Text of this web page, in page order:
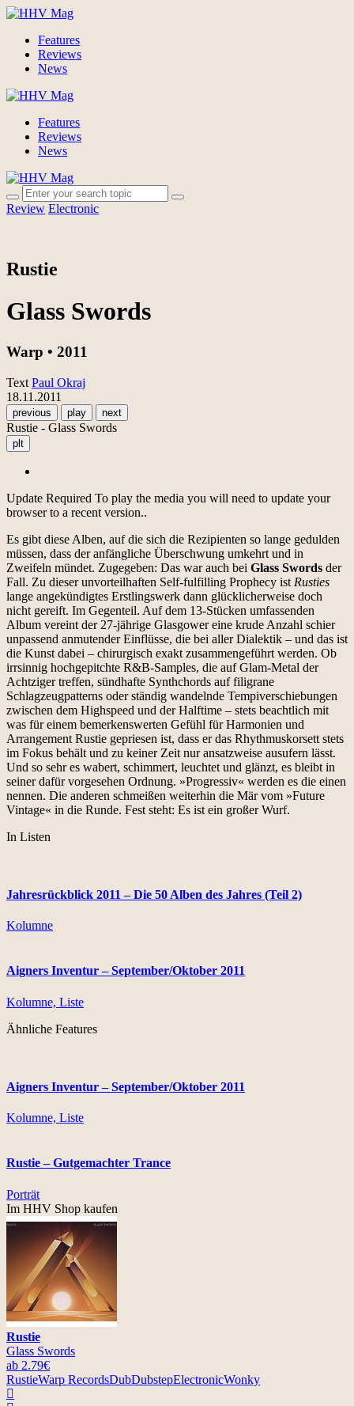
Features
Reviews
News
Features
Reviews
News
Review Electronic
Rustie
Glass Swords
Warp • 2011
Text Paul Okraj
18.11.2011
previous play next
Rustie - Glass Swords
plt
Update Required To play the media you will need to update your
browser to a recent version..
Es gibt diese Alben, auf die sich die Rezipienten so lange gedulden
müssen, dass der anfängliche Überschwung umkehrt und in
Zweifeln mündet. Zugegeben: Das war auch bei Glass Swords der
Fall. Zu dieser unvorteilhaften Self-fulfilling Prophecy ist Rusties
lange angekündigtes Erstlingswerk dann glücklicherweise doch
nicht gereift. Im Gegenteil. Auf dem 13-Stücken umfassenden
Album vereint der 27-jährige Glasgower eine krude Anzahl schier
unpassend anmutender Einflüsse, die bei aller Dialektik – und das ist
die Kunst dabei – chirurgisch exakt zusammengeführt werden. Ob
irrsinnig hochgepitchte R&B-Samples, die auf Glam-Metal der
Achtziger treffen, sündhafte Synthchords auf filigrane
Schlagzeugpatterns oder ständig wandelnde Tempiverschiebungen
zwischen dem Highspeed und der Halftime – stets beachtlich mit
was für einem bemerkenswerten Gefühl für Harmonien und
Arrangement Rustie gepriesen ist, dass er das Rhythmuskorsett stets
im Fokus behält und zu keiner Zeit nur ansatzweise ausufern lässt.
Und so sehr es wabert, schimmert, leuchtet und glänzt, es bleibt in
seiner dafür vorgesehen Ordnung. »Progressiv« werden es die einen
nennen. Die anderen schmeißen weiterhin die Mär vom »Future
Vintage« in die Runde. Fest steht: Es ist ein großer Wurf.
In Listen
Jahresrückblick 2011 – Die 50 Alben des Jahres (Teil 2)
Kolumne
Aigners Inventur – September/Oktober 2011
Kolumne, Liste
Ähnliche Features
Aigners Inventur – September/Oktober 2011
Kolumne, Liste
Rustie – Gutgemachter Trance
Porträt
Im HHV Shop kaufen
Rustie
Glass Swords
ab 2.79€
RustieWarp RecordsDubDubstepElectronicWonky